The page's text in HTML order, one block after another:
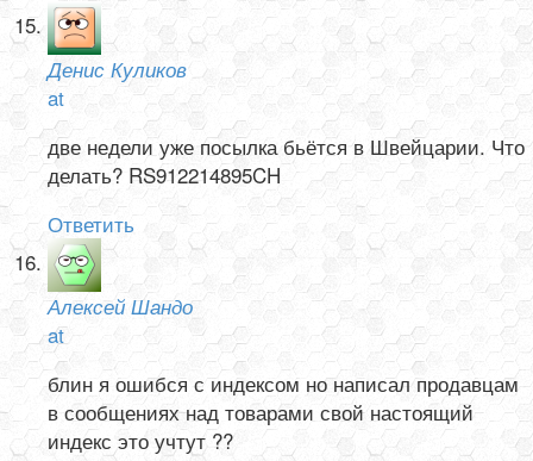
Денис Куликов
at
две недели уже посылка бьётся в Швейцарии. Что
делать? RS912214895CH
Ответить
Алексей Шандо
at
блин я ошибся с индексом но написал продавцам
в сообщениях над товарами свой настоящий
индекс это учтут ??